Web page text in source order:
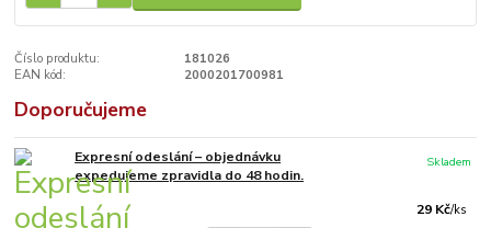
Číslo produktu:
181026
EAN kód:
2000201700981
Doporučujeme
Expresní odeslání – objednávku
expedujeme zpravidla do 48 hodin.
29 Kč/ks
Skladem